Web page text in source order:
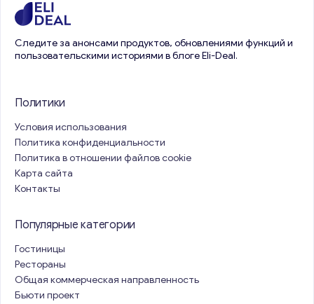
Следите за анонсами продуктов, обновлениями функций и
пользовательскими историями в блоге Eli-Deal.
Политики
Условия использования
Политика конфиденциальности
Политика в отношении файлов cookie
Карта сайта
Контакты
Популярные категории
Гостиницы
Рестораны
Общая коммерческая направленность
Бьюти проект